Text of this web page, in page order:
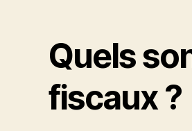
Quels
fiscaux ?